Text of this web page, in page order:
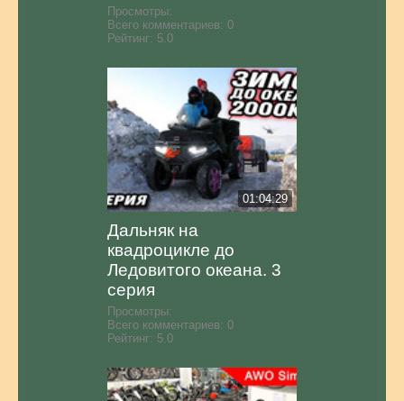
Просмотры:
Всего комментариев: 0
Рейтинг: 5.0
01:04:29
Дальняк на
квадроцикле до
Ледовитого океана. 3
серия
Просмотры:
Всего комментариев: 0
Рейтинг: 5.0